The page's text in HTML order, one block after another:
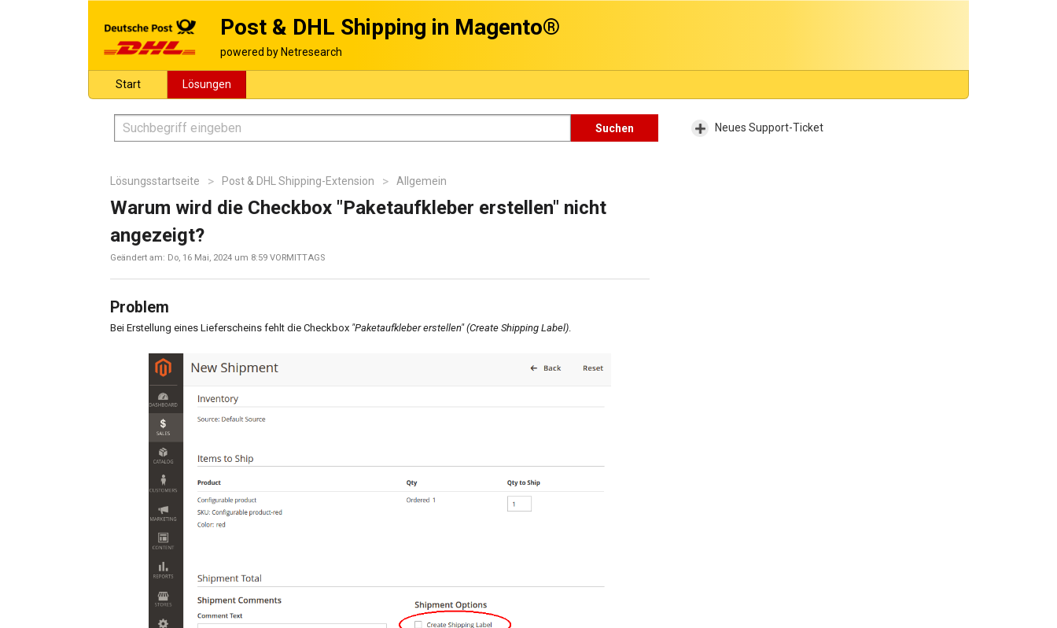
Post & DHL Shipping in Magento®
Start Lösungen
Suchen Neues Support-Ticket
Lösungsstartseite Post & DHL Shipping-Extension Allgemein
Warum wird die Checkbox "Paketaufkleber erstellen" nicht
angezeigt?
Geändert am: Do, 16 Mai, 2024 um 8:59 VORMITTAGS
Problem
Bei Erstellung eines Lieferscheins fehlt die Checkbox "Paketaufkleber erstellen" (Create Shipping Label).